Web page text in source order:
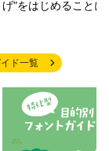
げ"をはじめること
ド一覧